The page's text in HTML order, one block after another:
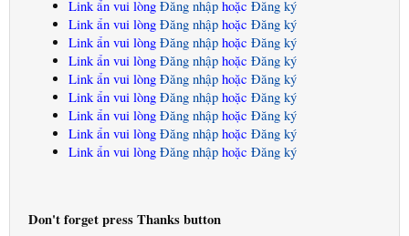
Link ẩn vui lòng Đăng nhập hoặc Đăng ký
Link ẩn vui lòng Đăng nhập hoặc Đăng ký
Link ẩn vui lòng Đăng nhập hoặc Đăng ký
Link ẩn vui lòng Đăng nhập hoặc Đăng ký
Link ẩn vui lòng Đăng nhập hoặc Đăng ký
Link ẩn vui lòng Đăng nhập hoặc Đăng ký
Link ẩn vui lòng Đăng nhập hoặc Đăng ký
Link ẩn vui lòng Đăng nhập hoặc Đăng ký
Link ẩn vui lòng Đăng nhập hoặc Đăng ký
Don't forget press Thanks button